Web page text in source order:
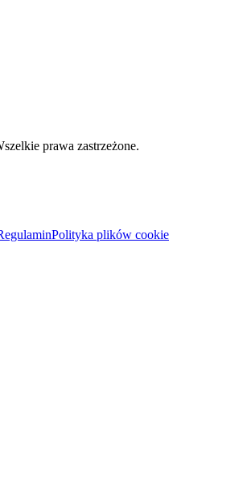
prawa zastrzeżone.
Polityka plików cookie